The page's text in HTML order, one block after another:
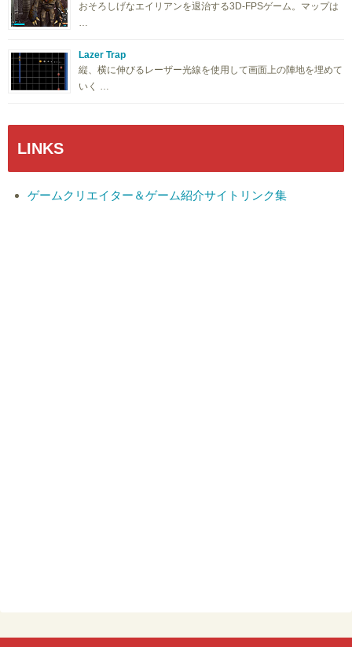
おそろしげなエイリアンを退治する3D-FPSゲーム。マップは
Lazer Trap
縦、横に伸びるレーザー光線を使用して画面上の陣地を埋めて
いく …
LINKS
ゲームクリエイター＆ゲーム紹介サイトリンク集